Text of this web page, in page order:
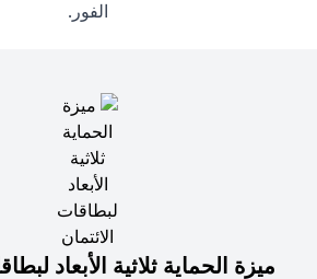
الفور.
ميزة الحماية ثلاثية الأبعاد